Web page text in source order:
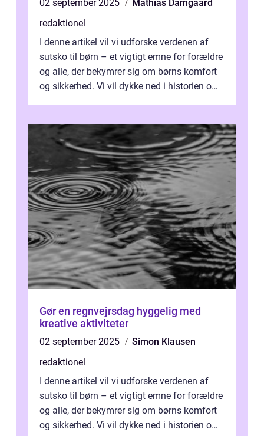
02 september 2025
Mathias Damgaard
redaktionel
I denne artikel vil vi udforske verdenen af
sutsko til børn – et vigtigt emne for forældre
og alle, der bekymrer sig om børns komfort
og sikkerhed. Vi vil dykke ned i historien om,
Gør en regnvejrsdag hyggelig med
kreative aktiviteter
02 september 2025
Simon Klausen
redaktionel
I denne artikel vil vi udforske verdenen af
sutsko til børn – et vigtigt emne for forældre
og alle, der bekymrer sig om børns komfort
og sikkerhed. Vi vil dykke ned i historien om,